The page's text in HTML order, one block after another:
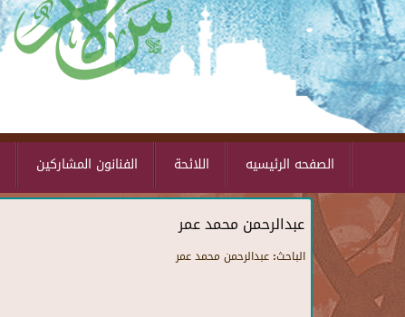
الفنانون المشاركين اللائحة الصفحه الرئيسيه
عبدالرحمن محمد عمر
الباحث: عبدالرحمن محمد عمر